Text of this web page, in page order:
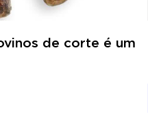
de corte é um